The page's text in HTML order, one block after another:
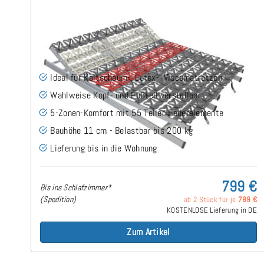
Cirro KFV - Tellerlattenrost 180x200 cm (2x90x200)
(12)
Ideal für Kaltschaum-, Latex-, Viscomatratzen
Wahlweise Kopf- und Fußteil verstellbar
5-Zonen-Komfort mit 55 Teller-Federelemente
Bauhöhe 11 cm - Belastbar bis 200 kg
Lieferung bis in die Wohnung
Bis ins Schlafzimmer*
(Spedition)
799 €
ab 2 Stück für je 789 €
KOSTENLOSE Lieferung in DE
Zum Artikel